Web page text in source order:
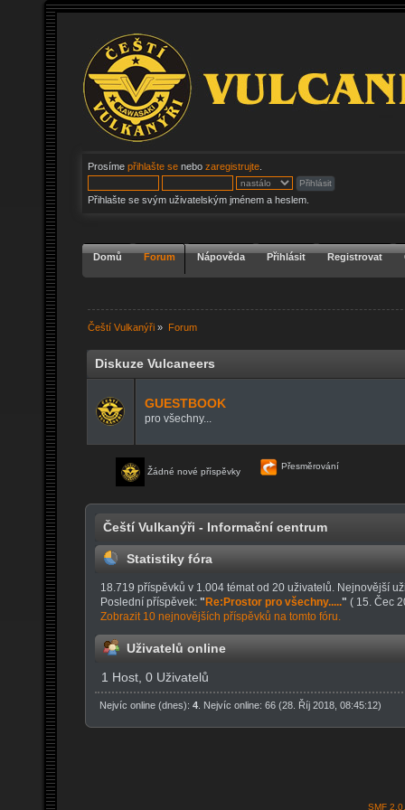
Prosíme přihlašte se nebo zaregistrujte
Přihlašte se svým uživatelským jménem a heslem.
Domů Forum Nápověda Přihlásit Registrovat
Čeští Vulkanýři » Forum
Diskuze Vulcaneers
GUESTBOOK
pro všechny...
Žádné nové příspěvky Přesměrování
Čeští Vulkanýři - Informační centrum
Statistiky fóra
18.719 příspěvků v 1.004 témat od 20 uživatelů. Nejnovější
Poslední příspěvek:"Re:Prostor pro všechny....." ( 15. Čec
Zobrazit 10 nejnovějších příspěvků na tomto fóru.
Uživatelů online
1 Host, 0 Uživatelů
Nejvíc online (dnes):4 . Nejvíc online: 66 (28. Říj 2018, 08:45:12)
SMF